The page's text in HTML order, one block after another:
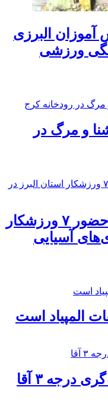
البرزی
ورزشی
و مرگ در
۲ مدال برنز نتیجه حضور ۷ ورزشکار
آسیایی
المپیاد است
درجه ۳ آقا